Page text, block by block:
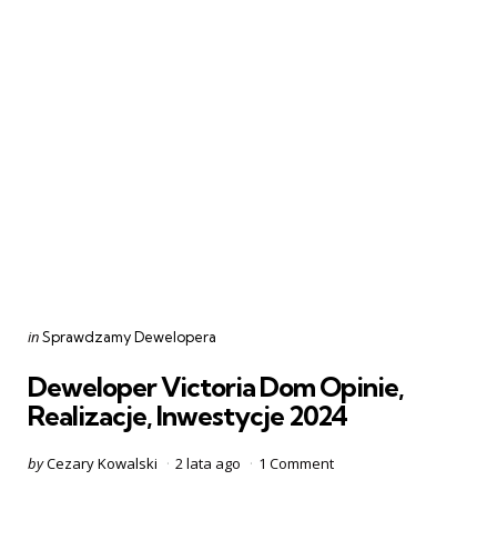
Categories
Posted
inSprawdzamy Dewelopera
Deweloper Victoria Dom Opinie,
Realizacje, Inwestycje 2024
Posted
byCezary Kowalski 2 lata ago 1 Comment